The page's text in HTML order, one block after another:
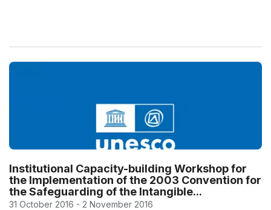
Institutional Capacity-building Workshop for
the Implementation of the 2003 Convention for
the Safeguarding of the Intangible...
31 October 2016 - 2 November 2016